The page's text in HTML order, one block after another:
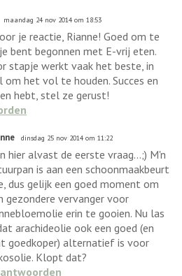
maandag 24 nov 2014 om 18:53
je reactie, Rianne! Goed om te
bent begonnen met E-vrij eten.
stapje werkt vaak het beste, in
om het vol te houden. Succes en
hebt, stel ze gerust!
dinsdag 25 nov 2014 om 11:22
hier alvast de eerste vraag...;) M'n
is aan een schoonmaakbeurt
dus gelijk een goed moment om
gezondere vervanger voor
erin te gooien. Nu las
arachideolie ook een goed (en
goedkoper) alternatief is voor
Klopt dat?